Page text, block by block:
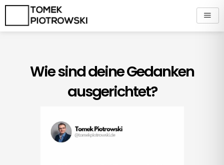
Zum
springen
Wie sind deine Gedanken
ausgerichtet?